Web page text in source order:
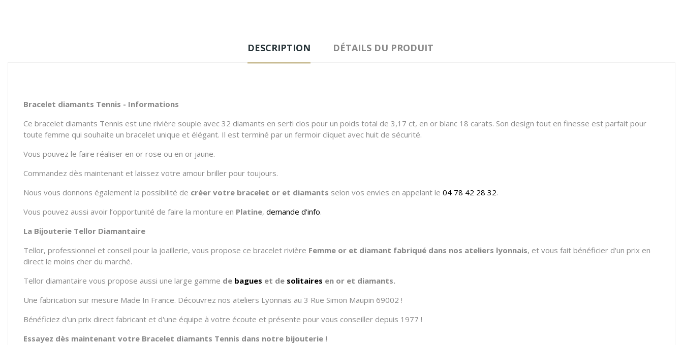
DESCRIPTION DÉTAILS DU PRODUIT
Bracelet diamants Tennis - Informations
Ce bracelet diamants Tennis est une rivière souple avec 32 diamants en serti clos pour un poids total de 3,17 ct, en or blanc 18 carats. Son design tout en finesse est parfait pour
toute femme qui souhaite un bracelet unique et élégant. Il est terminé par un fermoir cliquet avec huit de sécurité.
Vous pouvez le faire réaliser en or rose ou en or jaune.
Commandez dès maintenant et laissez votre amour briller pour toujours.
Nous vous donnons également la possibilité de créer votre bracelet or et diamants selon vos envies en appelant le 04 78 42 28 32.
Vous pouvez aussi avoir l’opportunité de faire la monture en Platine, demande d’info.
La Bijouterie Tellor Diamantaire
Tellor, professionnel et conseil pour la joaillerie, vous propose ce bracelet rivière Femme or et diamant fabriqué dans nos ateliers lyonnais, et vous fait bénéficier d'un prix en
direct le moins cher du marché.
Tellor diamantaire vous propose aussi une large gamme de bagues et de solitaires en or et diamants.
Une fabrication sur mesure Made In France. Découvrez nos ateliers Lyonnais au 3 Rue Simon Maupin 69002 !
Bénéficiez d'un prix direct fabricant et d'une équipe à votre écoute et présente pour vous conseiller depuis 1977 !
Essayez dès maintenant votre Bracelet diamants Tennis dans notre bijouterie !